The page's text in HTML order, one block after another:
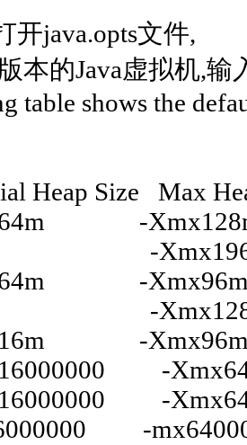
开java.opts文件,
本的Java虚拟机,输
table shows the
Size Max
-
-Xmx96m
-
-
-
-